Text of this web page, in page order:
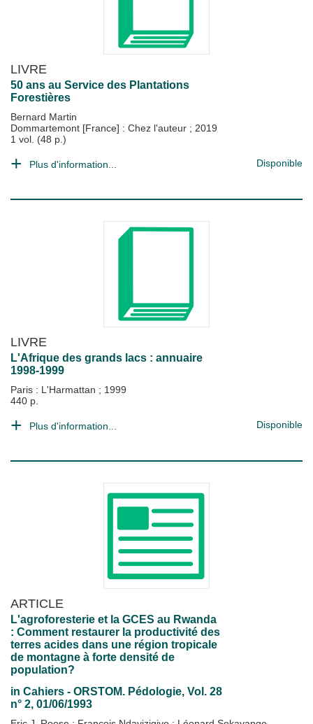
LIVRE
50 ans au Service des Plantations
Forestières
Bernard Martin
Dommartemont [France] : Chez l'auteur ; 2019
1 vol. (48 p.)
Plus d'information... Disponible
LIVRE
L'Afrique des grands lacs : annuaire
1998-1999
Paris : L'Harmattan ; 1999
440 p.
Plus d'information... Disponible
ARTICLE
L'agroforesterie et la GCES au Rwanda
: Comment restaurer la productivité des
terres acides dans une région tropicale
de montagne à forte densité de
population?
in Cahiers - ORSTOM. Pédologie, Vol. 28
n° 2, 01/06/1993